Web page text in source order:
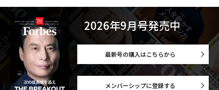
2026年9月号発売中
最新号の購入はこちらから
メンバーシップに登録する